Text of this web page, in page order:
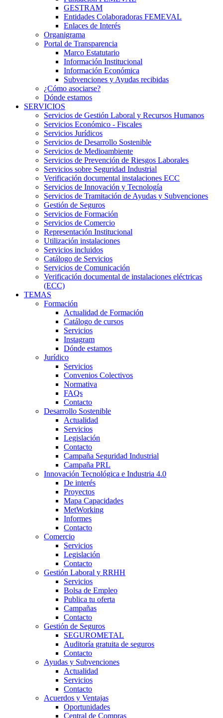
GESTRAM
Entidades Colaboradoras FEMEVAL
Enlaces de Interés
Organigrama
Portal de Transparencia
Marco Estatutario
Información Institucional
Información Económica
Subvenciones y Ayudas recibidas
¿Cómo asociarse?
Dónde estamos
SERVICIOS
Servicios de Gestión Laboral y Recursos Humanos
Servicios Económico - Fiscales
Servicios Jurídicos
Servicios de Desarrollo Sostenible
Servicios de Medioambiente
Servicios de Prevención de Riesgos Laborales
Servicios sobre Seguridad Industrial
Verificación documental instalaciones ECC
Servicios de Innovación y Tecnología
Servicios de Tramitación de Ayudas y Subvenciones
Gestión de Seguros
Servicios de Formación
Servicios de Comercio
Representación Institucional
Utilización instalaciones
Servicios incluidos
Catálogo de Servicios
Servicios de Comunicación
Verificación documental de instalaciones eléctricas
(ECC)
TEMAS
Formación
Actualidad de Formación
Catálogo de cursos
Servicios
Instagram
Dónde estamos
Jurídico
Servicios
Convenios Colectivos
Normativa
FAQs
Contacto
Desarrollo Sostenible
Actualidad
Servicios
Legislación
Contacto
Campaña Seguridad Industrial
Campaña PRL
Innovación Tecnológica e Industria 4.0
De interés
Proyectos
Mapa Capacidades
MetWorking
Informes
Contacto
Comercio
Servicios
Legislación
Contacto
Gestión Laboral y RRHH
Servicios
Bolsa de Empleo
Publica tu oferta
Campañas
Contacto
Gestión de Seguros
SEGUROMETAL
Auditoría gratuita de seguros
Contacto
Ayudas y Subvenciones
Actualidad
Servicios
Contacto
Acuerdos y Ventajas
Oportunidades
Central de Compras